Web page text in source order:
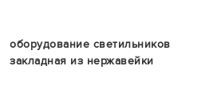
оборудование светильников
закладная из нержавейки